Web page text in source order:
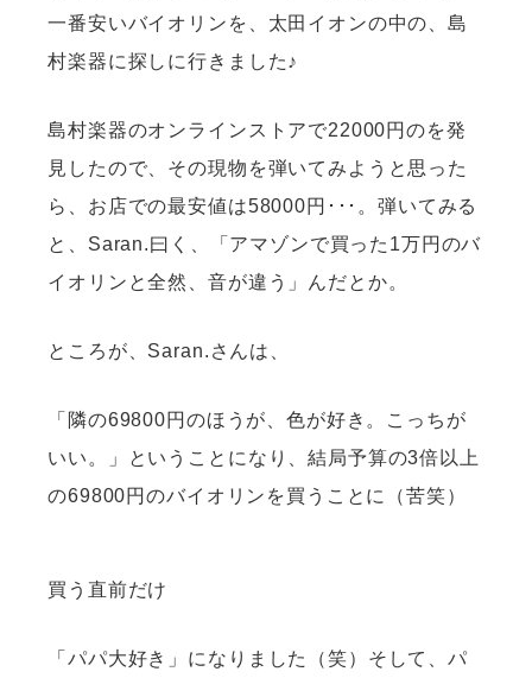
一番安いバイオリンを、太田イオンの中の、島
村楽器に探しに行きました♪
島村楽器のオンラインストアで22000円のを発
見したので、その現物を弾いてみようと思った
ら、お店での最安値は58000円･･･。弾いてみる
と、Saran.曰く、「アマゾンで買った1万円のバ
イオリンと全然、音が違う」んだとか。
ところが、Saran.さんは、
「隣の69800円のほうが、色が好き。こっちが
いい。」ということになり、結局予算の3倍以上
の69800円のバイオリンを買うことに（苦笑）
買う直前だけ
「パパ大好き」になりました（笑）そして、パ